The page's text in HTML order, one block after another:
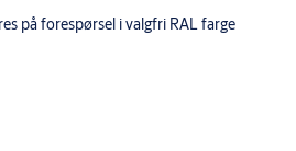
på forespørsel i valgfri RAL farge